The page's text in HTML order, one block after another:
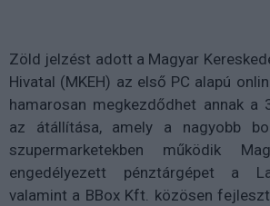
Zöld jelzést adott a Magyar
Hivatal (MKEH) az első PC alapú
hamarosan megkezdődhet annak a
az átállítása, amely a nagyobb
szupermarketekben működik
engedélyezett pénztárgépet a
valamint a BBox Kft. közösen